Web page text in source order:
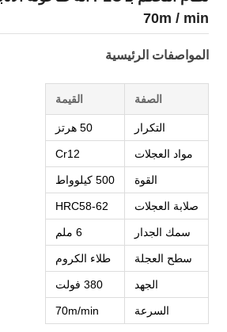
70m / min
المواصفات الرئيسية
الصفة القيمة
التكرار 50 هرتز
مواد العجلات Cr12
القوة 500 كيلوواط
صلابة العجلات HRC58-62
سمك الجدار 6 ملم
سطح العجلة طلاء الكروم
الجهد 380 فولت
السرعة 70m/min